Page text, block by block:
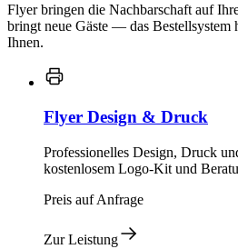
Flyer bringen die Nachbarschaft auf
bringt neue Gäste — das Bestellsystem
Ihnen.
Flyer Design & Druck
Professionelles Design, Druck
kostenlosem Logo-Kit und
Preis auf Anfrage
Zur Leistung